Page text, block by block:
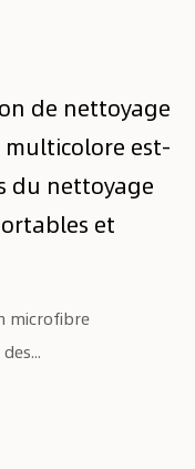
de nettoyage
est-
du nettoyage
et
microfibre
des...